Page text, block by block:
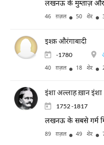
लखनऊ के मुम्ताज़ और
46 ग़ज़ल 50 शेर
इश्क़ औरंगाबादी
-1780
40 ग़ज़ल 18 शेर
इंशा अल्लाह ख़ान इंशा
1752 -1817
लखनऊ के सबसे गर्म
89 ग़ज़ल 49 शेर